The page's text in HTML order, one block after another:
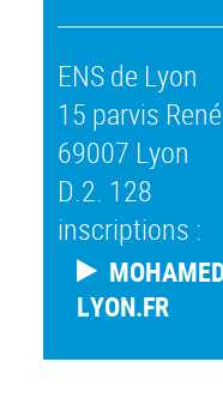
ENS de Lyon
15 parvis
69007 Lyon
D.2. 128
inscriptions :
LYON.FR